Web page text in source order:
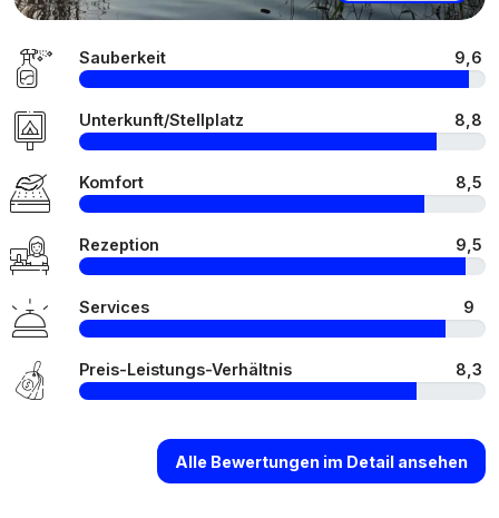
Sauberkeit 9,6
Unterkunft/Stellplatz 8,8
Komfort 8,5
Rezeption 9,5
Services 9
Preis-Leistungs-Verhältnis 8,3
Alle Bewertungen im Detail ansehen